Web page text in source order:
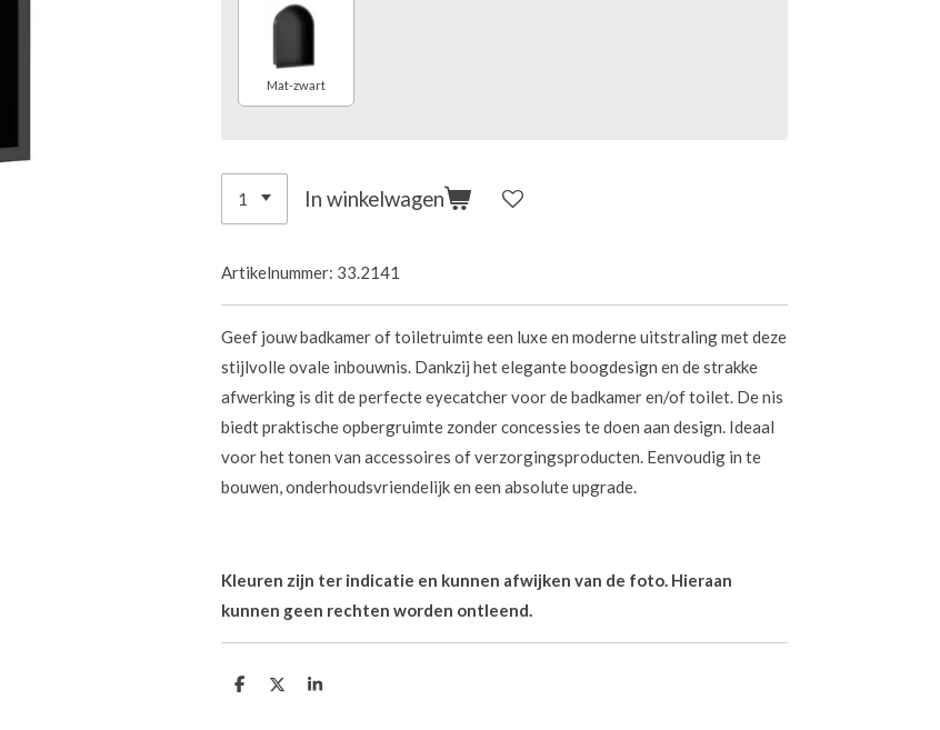
Mat-zwart
In winkelwagen
Artikelnummer: 33.2141
Geef jouw badkamer of toiletruimte een luxe en moderne uitstraling met deze
stijlvolle ovale inbouwnis. Dankzij het elegante boogdesign en de strakke
afwerking is dit de perfecte eyecatcher voor de badkamer en/of toilet. De nis
biedt praktische opbergruimte zonder concessies te doen aan design. Ideaal
voor het tonen van accessoires of verzorgingsproducten. Eenvoudig in te
bouwen, onderhoudsvriendelijk en een absolute upgrade.
Kleuren zijn ter indicatie en kunnen afwijken van de foto. Hieraan
kunnen geen rechten worden ontleend.
D
D
S